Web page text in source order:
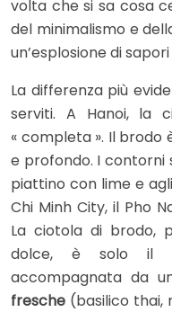
volta che si sa cosa
del minimalismo e
un’esplosione di
La differenza più
serviti. A Hanoi, la
« completa ». Il brodo
e profondo. I contorni
piattino con lime e
Chi Minh City, il Pho
La ciotola di brodo,
dolce, è solo il
accompagnata da
fresche (basilico thai,